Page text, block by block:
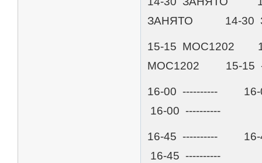
ЗАНЯТО 14-30
15-15 МОС1202
МОС1202 15-15
16-00 ----------
16-00 ----------
16-45 ----------
16-45 ----------